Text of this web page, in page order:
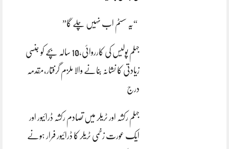
“یہ سسٹم اب نہیں چلے گا”
جہلم پولیس کی کارروائی،10 سالہ بچے کو جنسی
زیادتی کا نشانہ بنانے والا ملزم گرفتار،مقدمہ
درج
جہلم رکشہ اور ٹریلر میں تصادم رکشہ ڈرائیور اور
ایک عورت زخمی ٹریلر کا ڈرائیور فرار ہونے